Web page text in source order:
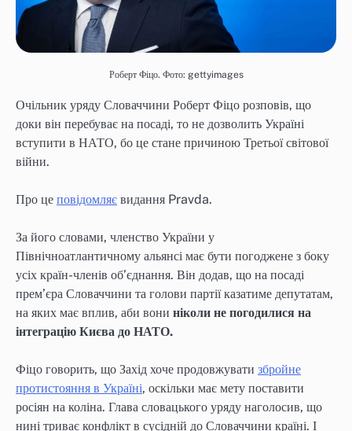
Роберт Фіцо. Фото: gettyimages
Очільник уряду Словаччини Роберт Фіцо розповів, що
доки він перебуває на посаді, то не дозволить Україні
вступити в НАТО, бо це стане причиною Третьої світової
війни.
Про це повідомляє видання Pravda.
За його словами, членство України у
Північноатлантичному альянсі має бути погоджене з боку
усіх країн-членів об’єднання. Він додав, що на посаді
прем’єра Словаччини та голови партії казатиме депутатам,
на яких має вплив, аби вони ніколи не погодилися на
інтеграцію Києва до НАТО.
Фіцо говорить, що Захід хоче продовжувати збройне
протистояння в Україні, оскільки має мету поставити
росіян на коліна. Глава словацького уряду наголосив, що
нині триває конфлікт в сусідній до Словаччини країні. І